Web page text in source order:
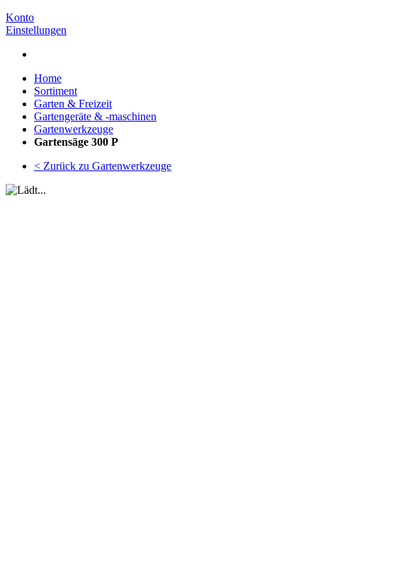
Konto
Einstellungen
Home
Sortiment
Garten & Freizeit
Gartengeräte & -maschinen
Gartenwerkzeuge
Gartensäge 300 P
< Zurück zu Gartenwerkzeuge